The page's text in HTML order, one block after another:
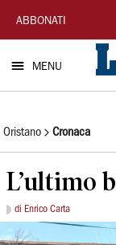
La
Nuova
Sardegna
ABBONATI
MENU
Oristano Cronaca
L’ultimo
di Enrico Carta